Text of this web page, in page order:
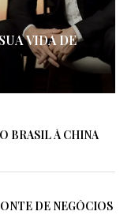
VIDA DE
BRASIL À CHINA
DE NEGÓCIOS